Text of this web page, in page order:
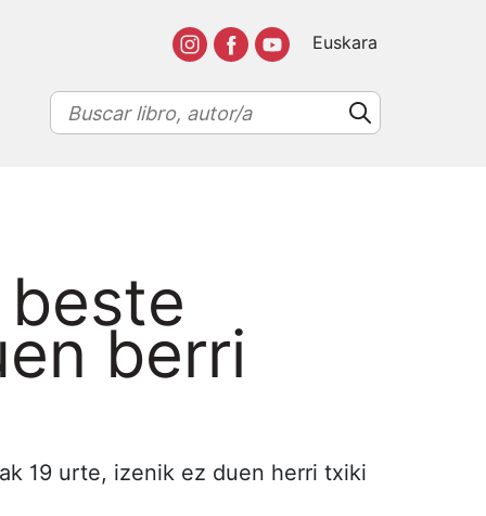
Euskara
berri
19 urte, izenik ez duen herri txiki